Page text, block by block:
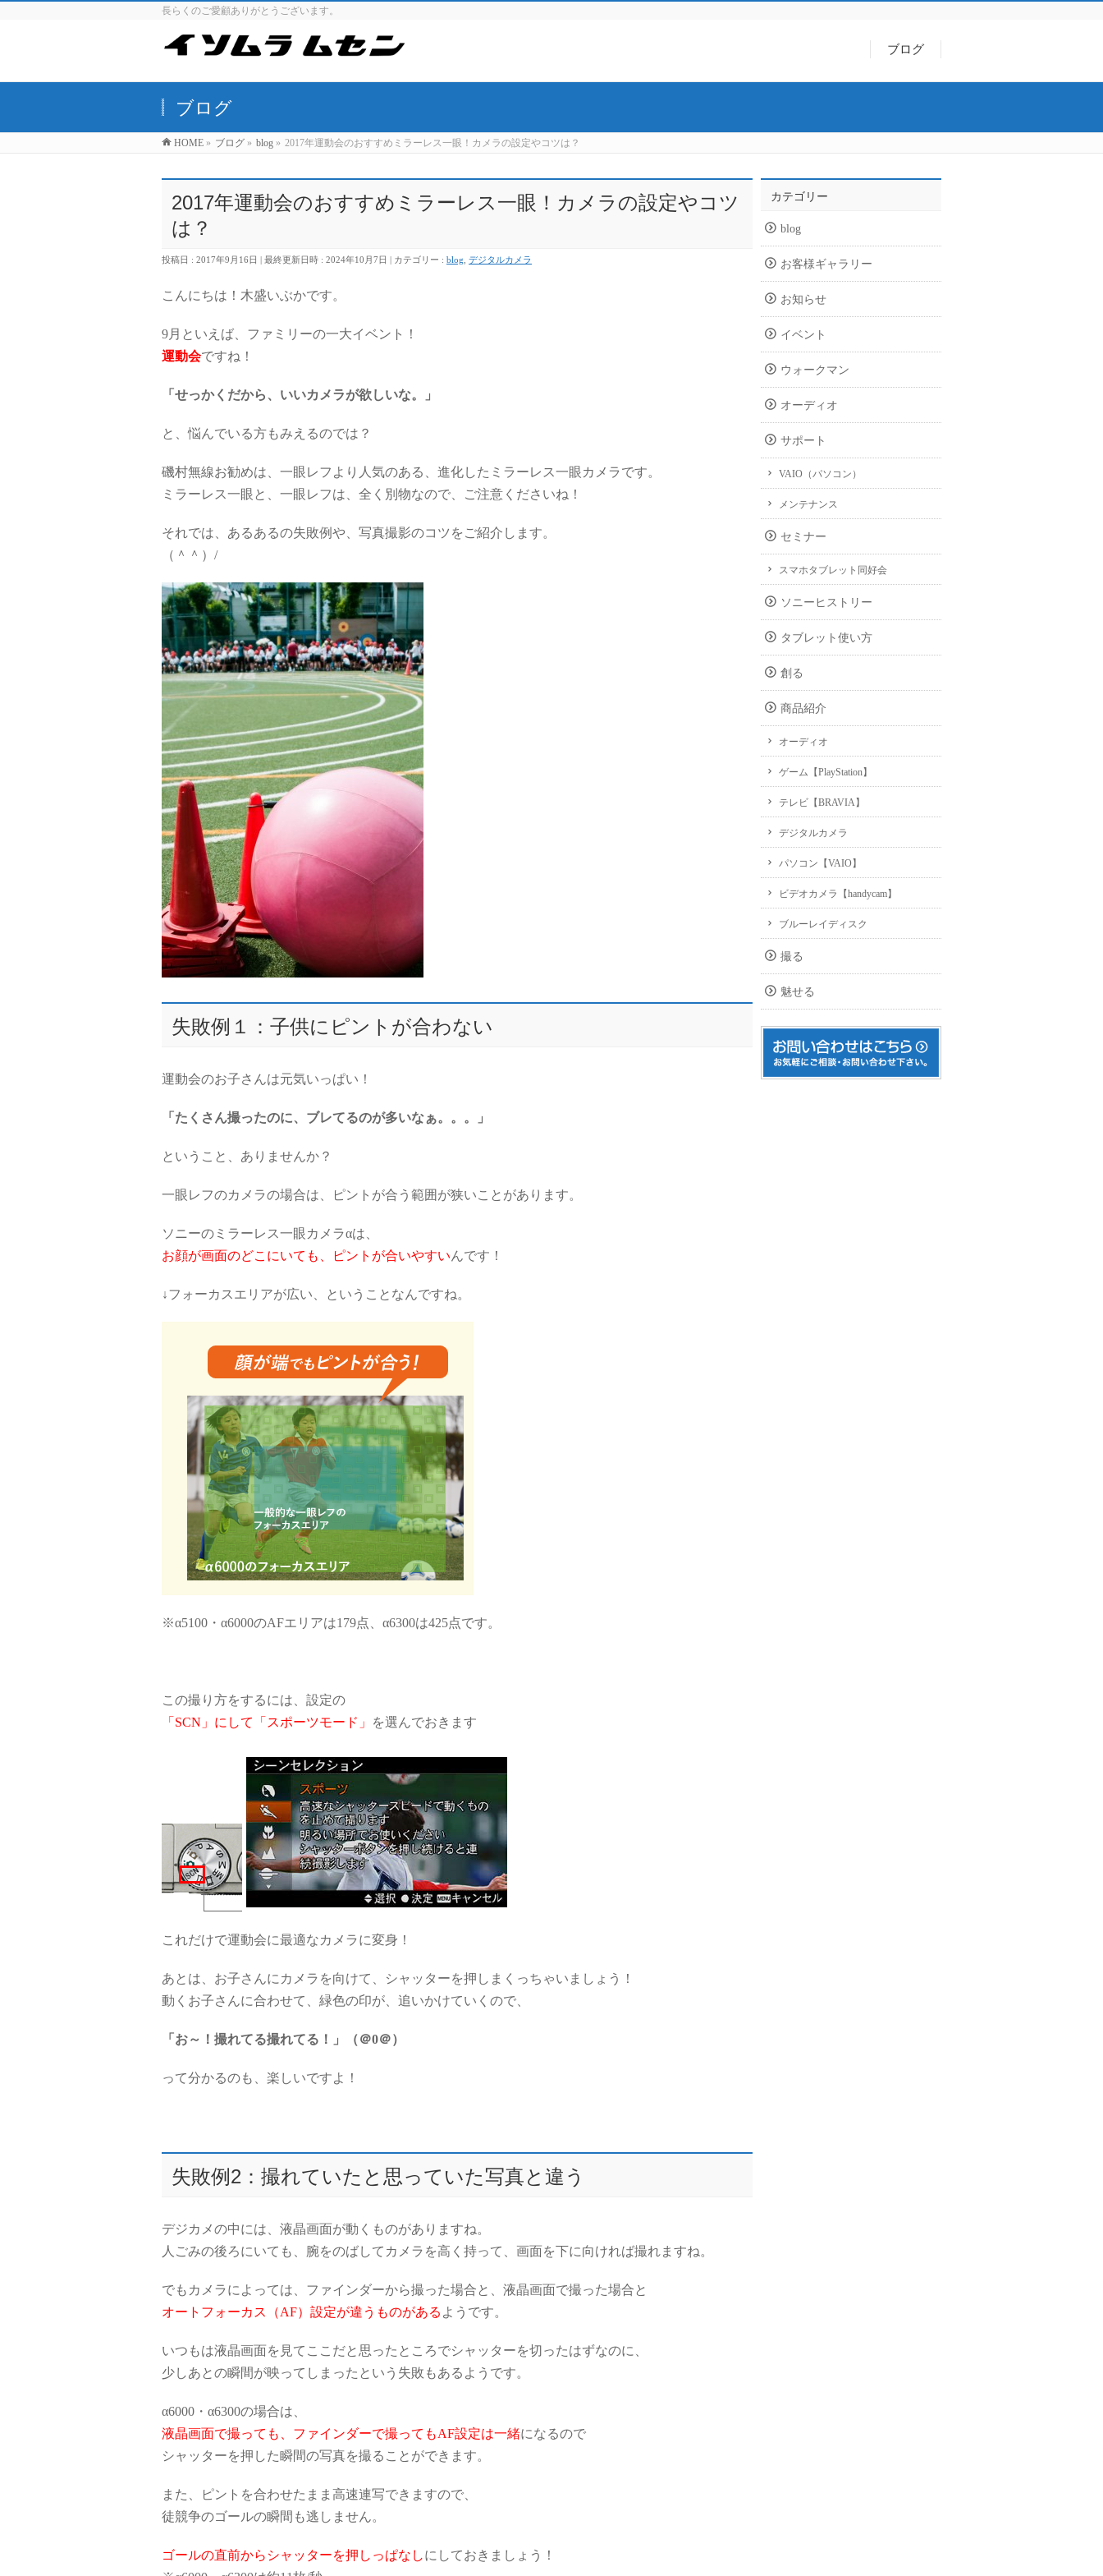
長らくのご愛顧ありがとうございます。
ブログ
ブログ
HOME » ブログ » blog » 2017年運動会のおすすめミラーレス一眼！カメラの設定やコツは？
2017年運動会のおすすめミラーレス一眼！カメラの設定やコツ
は？
投稿日 : 2017年9月16日 最終更新日時 : 2024年10月7日 カテゴリー : blog デジタルカメラ
こんにちは！木盛いぶかです。
9月といえば、ファミリーの一大イベント！
運動会ですね！
「せっかくだから、いいカメラが欲しいな。」
と、悩んでいる方もみえるのでは？
磯村無線お勧めは、一眼レフより人気のある、進化したミラーレス一眼カメラです。
ミラーレス一眼と、一眼レフは、全く別物なので、ご注意くださいね！
それでは、あるあるの失敗例や、写真撮影のコツをご紹介します。
（＾＾）/
失敗例１：子供にピントが合わない
運動会のお子さんは元気いっぱい！
「たくさん撮ったのに、ブレてるのが多いなぁ。。。」
ということ、ありませんか？
一眼レフのカメラの場合は、ピントが合う範囲が狭いことがあります。
ソニーのミラーレス一眼カメラαは、
お顔が画面のどこにいても、ピントが合いやすいんです！
↓フォーカスエリアが広い、ということなんですね。
※α5100・α6000のAFエリアは179点、α6300は425点です。
この撮り方をするには、設定の
「SCN」にして「スポーツモード」
を選んでおきます
これだけで運動会に最適なカメラに変身！
あとは、お子さんにカメラを向けて、シャッターを押しまくっちゃいましょう！
動くお子さんに合わせて、緑色の印が、追いかけていくので、
「お～！撮れてる撮れてる！」（＠0＠）
って分かるのも、楽しいですよ！
失敗例2：撮れていたと思っていた写真と違う
デジカメの中には、液晶画面が動くものがありますね。
人ごみの後ろにいても、腕をのばしてカメラを高く持って、画面を下に向ければ撮れますね。
でもカメラによっては、ファインダーから撮った場合と、液晶画面で撮った場合と
オートフォーカス（AF）設定が違うものがある ようです。
いつもは液晶画面を見てここだと思ったところでシャッターを切ったはずなのに、
少しあとの瞬間が映ってしまったという失敗もあるようです。
α6000・α6300の場合は、
液晶画面で撮っても、ファインダーで撮ってもAF設定は一緒になるので
シャッターを押した瞬間の写真を撮ることができます。
また、ピントを合わせたまま高速連写できますので、
徒競争のゴールの瞬間も逃しません。
ゴールの直前からシャッターを押しっぱなしにしておきましょう！
カテゴリー
blog
お客様ギャラリー
お知らせ
イベント
ウォークマン
オーディオ
サポート
VAIO（パソコン）
メンテナンス
セミナー
スマホタブレット同好会
ソニーヒストリー
タブレット使い方
創る
商品紹介
オーディオ
ゲーム【PlayStation】
テレビ【BRAVIA】
デジタルカメラ
パソコン【VAIO】
ビデオカメラ【handycam】
ブルーレイディスク
撮る
魅せる